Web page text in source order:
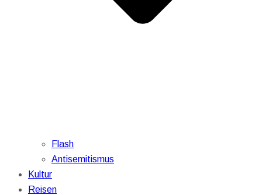
Flash
Antisemitismus
Kultur
Reisen